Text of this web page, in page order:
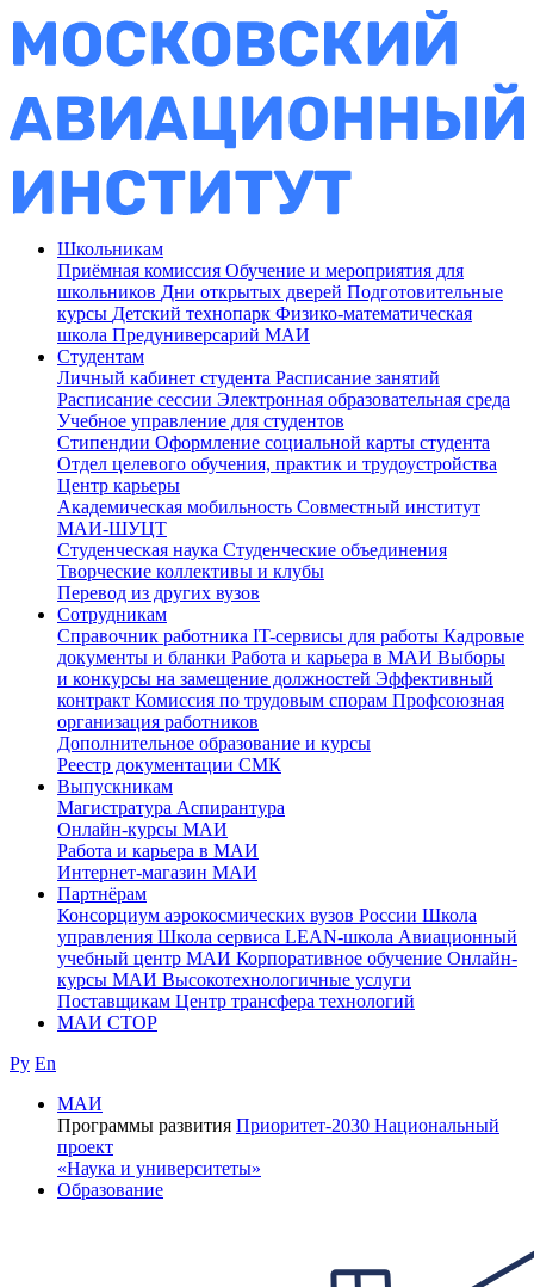
Школьникам
Приёмная комиссия Обучение и мероприятия для
школьников Дни открытых дверей Подготовительные
курсы Детский технопарк Физико-математическая
школа Предуниверсарий МАИ
Студентам
Личный кабинет студента Расписание занятий
Расписание сессии Электронная образовательная среда
Учебное управление для студентов
Стипендии Оформление социальной карты студента
Отдел целевого обучения, практик и трудоустройства
Центр карьеры
Академическая мобильность Совместный институт
МАИ-ШУЦТ
Студенческая наука Студенческие объединения
Творческие коллективы и клубы
Перевод из других вузов
Сотрудникам
Cправочник работника IT-сервисы для работы Кадровые
документы и бланки Работа и карьера в МАИ Выборы
и конкурсы на замещение должностей Эффективный
контракт Комиссия по трудовым спорам Профсоюзная
организация работников
Дополнительное образование и курсы
Реестр документации СМК
Выпускникам
Магистратура Аспирантура
Онлайн-курсы МАИ
Работа и карьера в МАИ
Интернет-магазин МАИ
Партнёрам
Консорциум аэрокосмических вузов России Школа
управления Школа сервиса LEAN-школа Авиационный
учебный центр МАИ Корпоративное обучение Онлайн-
курсы МАИ Высокотехнологичные услуги
Поставщикам Центр трансфера технологий
МАИ СТОР
Ру En
МАИ
Программы развития Приоритет-2030 Национальный
проект
«Наука и университеты»
Образование